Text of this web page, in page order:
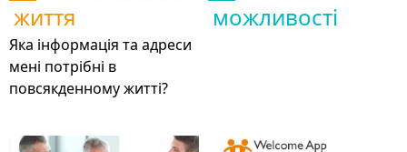
життя
Яка інформація та адреси
мені потрібні в
повсякденному житті?
можливості